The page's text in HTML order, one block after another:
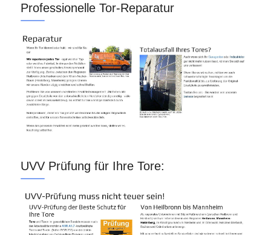
Professionelle Tor-Reparatur
UVV Prüfung für Ihre Tore: